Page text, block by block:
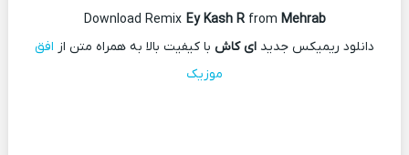
Download Remix Ey Kash Rfrom Mehrab
دانلود ریمیکس جدید ای کاش با کیفیت بالا به همراه متن از افق
موزیک